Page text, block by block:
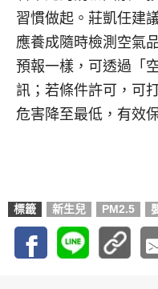
習慣做起。莊凱任建
應養成隨時檢測空氣
預報一樣，可透過「
訊；若條件許可，可
危害降至最低，有效
標籤 新生兒 PM2.5